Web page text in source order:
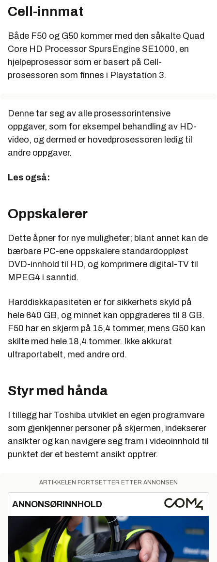
Cell-innmat
Både F50 og G50 kommer med den såkalte Quad
Core HD Processor SpursEngine SE1000, en
hjelpeprosessor som er basert på Cell-
prosessoren som finnes i Playstation 3.
Denne tar seg av alle prosessorintensive
oppgaver, som for eksempel behandling av HD-
video, og dermed er hovedprosessoren ledig til
andre oppgaver.
Les også:
Oppskalerer
Dette åpner for nye muligheter; blant annet kan de
bærbare PC-ene oppskalere standardoppløst
DVD-innhold til HD, og komprimere digital-TV til
MPEG4 i sanntid.
Harddiskkapasiteten er for sikkerhets skyld på
hele 640 GB, og minnet kan oppgraderes til 8 GB.
F50 har en skjerm på 15,4 tommer, mens G50 kan
skilte med hele 18,4 tommer. Ikke akkurat
ultraportabelt, med andre ord.
Styr med hånda
I tillegg har Toshiba utviklet en egen programvare
som gjenkjenner personer på skjermen, indekserer
ansikter og kan navigere seg fram i videoinnhold til
punktet der et bestemt ansikt opptrer.
ARTIKKELEN FORTSETTER ETTER ANNONSEN
ANNONSØRINNHOLD